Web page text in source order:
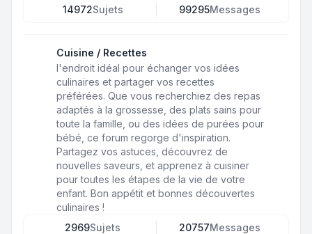
14972Sujets 99295Messages
Cuisine / Recettes
l'endroit idéal pour échanger vos idées
culinaires et partager vos recettes
préférées. Que vous recherchiez des repas
adaptés à la grossesse, des plats sains pour
toute la famille, ou des idées de purées pour
bébé, ce forum regorge d'inspiration.
Partagez vos astuces, découvrez de
nouvelles saveurs, et apprenez à cuisiner
pour toutes les étapes de la vie de votre
enfant. Bon appétit et bonnes découvertes
culinaires !
2969Sujets 20757Messages